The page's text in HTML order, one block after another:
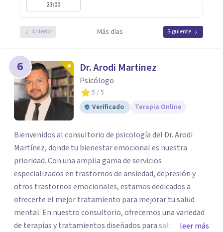
23:00
Anterior Más días Siguiente
6 Dr. Arodi Martinez
Psicólogo
5 / 5
Verificado
Terapia Online
Bienvenidos al consultorio de psicología del Dr. Arodi
Martínez, donde tu bienestar emocional es nuestra
prioridad. Con una amplia gama de servicios
especializados en trastornos de ansiedad, depresión y
otros trastornos emocionales, estamos dedicados a
ofrecerte el mejor tratamiento para mejorar tu salud
mental. En nuestro consultorio, ofrecemos una variedad
de terapias y tratamientos diseñados para satisfacer tus
leer más